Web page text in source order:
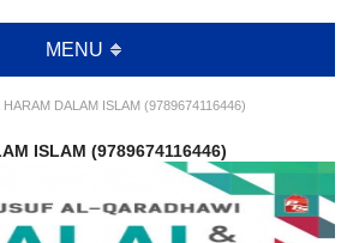
MENU
HARAM DALAM ISLAM (9789674116446)
ISLAM (9789674116446)